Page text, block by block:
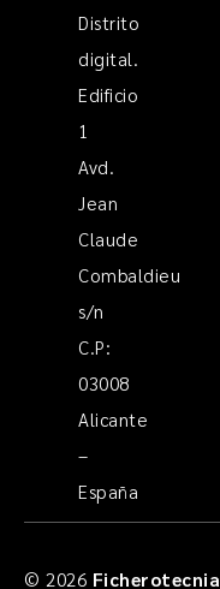
Distrito
digital.
Edificio
1
Avd.
Jean
Claude
Combaldieu
s/n
C.P:
03008
Alicante
–
España
© 2026 Ficherotecnia